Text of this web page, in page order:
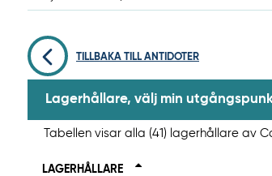
TILLBAKA TILL ANTIDOTER
Lagerhållare, välj min
Tabellen visar alla (41) lagerhållare av
LAGERHÅLLARE